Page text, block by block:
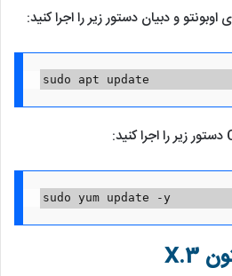
و دبیان دستور زیر را اجرا کنید:
sudo apt update
sudo yum update -y